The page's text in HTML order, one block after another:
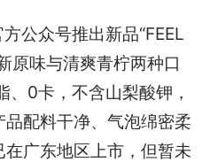
公众号推出新品“FEEL
原味与清爽青柠两种口
0卡，不含山梨酸钾，
配料干净、气泡绵密柔
广东地区上市，但暂未